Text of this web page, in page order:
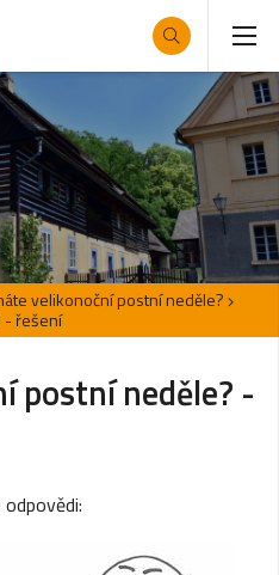
velikonoční postní neděle?
- řešení
postní neděle? -